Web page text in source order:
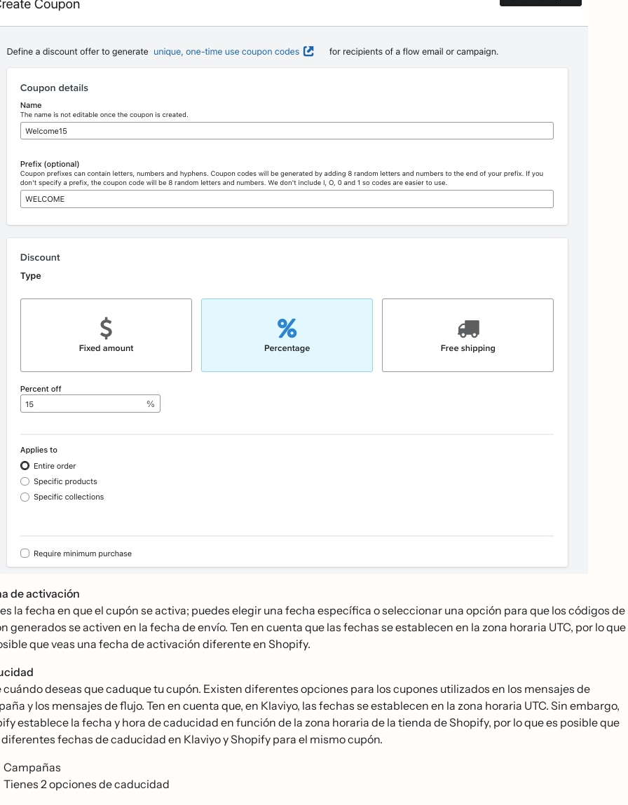
de activación
la fecha en que el cupón se activa; puedes elegir una fecha específica o seleccionar una opción para que los códigos de
generados se activen en la fecha de envío. Ten en cuenta que las fechas se establecen en la zona horaria UTC, por lo que
que veas una fecha de activación diferente en Shopify.
cuándo deseas que caduque tu cupón. Existen diferentes opciones para los cupones utilizados en los mensajes de
y los mensajes de flujo. Ten en cuenta que, en Klaviyo, las fechas se establecen en la zona horaria UTC. Sin embargo,
establece la fecha y hora de caducidad en función de la zona horaria de la tienda de Shopify, por lo que es posible que
diferentes fechas de caducidad en Klaviyo y Shopify para el mismo cupón.
Campañas
Tienes 2 opciones de caducidad